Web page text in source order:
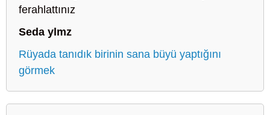
ferahlattınız
Seda ylmz
Rüyada tanıdık birinin sana büyü yaptığını
görmek